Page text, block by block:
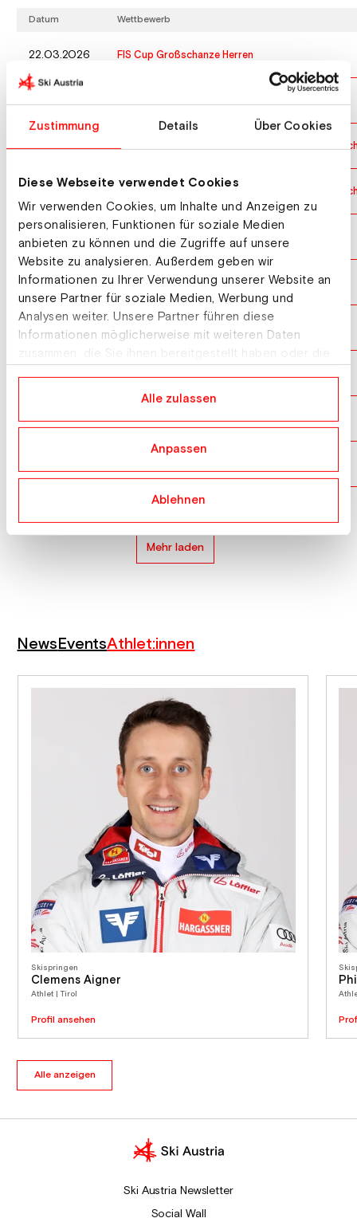
Zustimmung Details Über Cookies
Diese Webseite verwendet Cookies
Wir verwenden Cookies, um Inhalte und Anzeigen zu
personalisieren, Funktionen für soziale Medien
anbieten zu können und die Zugriffe auf unsere
Website zu analysieren. Außerdem geben wir
Informationen zu Ihrer Verwendung unserer Website an
unsere Partner für soziale Medien, Werbung und
Analysen weiter. Unsere Partner führen diese
Informationen möglicherweise mit weiteren Daten
zusammen, die Sie ihnen bereitgestellt haben oder die
Alle zulassen
Anpassen
Ablehnen
Datum Wettbewerb
22.03.2026 FIS Cup Großschanze Herren
08.03.2026 Junior:innen Weltmeisterschaften Team
07.03.2026 Junior:innen Weltmeisterschaften Team
08.02.2026 FIS Cup Normalschanze Herren
07.02.2026 FIS Cup Normalschanze Herren
01.02.2026 FIS Cup Normalschanze Herren
31.01.2026 FIS Cup Normalschanze Herren
13.09.2025 FIS Cup Großschanze Herren
Mehr laden
NewsEventsAthlet:innen
Skispringen
Clemens Aigner
Athlet | Tirol
Profil ansehen
Alle anzeigen
Ski Austria Newsletter
Social Wall